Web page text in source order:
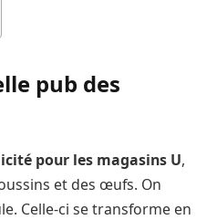
pub des
pour les magasins U,
et des œufs. On
Celle-ci se transforme en